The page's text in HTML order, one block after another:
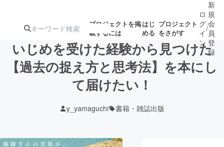
プロジェクトを掲
載するには
はじ
める
プロジェクト
をさがす
注目の新着プロ募集終了が近いプ
ロ
グ
イ
ン
/
新
規
会
員
登
録
いじめを受けた経験から見つけた
【過去の捉え方と思考法】を本にし
て届けたい！
y_yamaguchi 書籍・雑誌出版